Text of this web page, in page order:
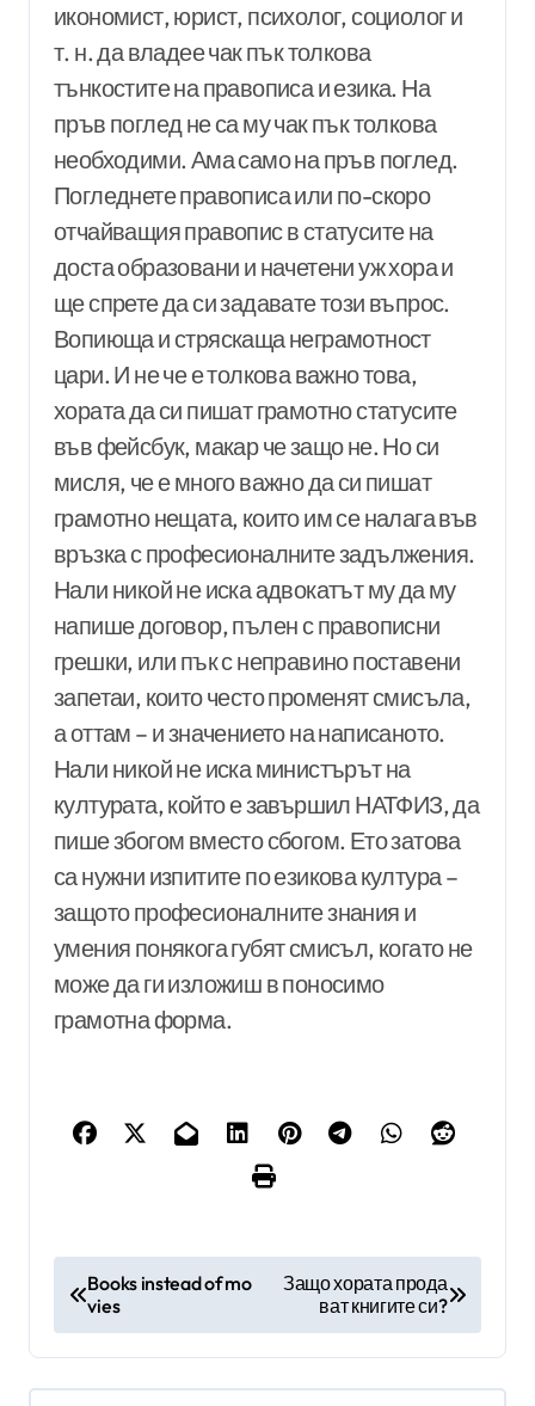
икономист, юрист, психолог, социолог и
т. н. да владее чак пък толкова
тънкостите на правописа и езика. На
пръв поглед не са му чак пък толкова
необходими. Ама само на пръв поглед.
Погледнете правописа или по-скоро
отчайващия правопис в статусите на
доста образовани и начетени уж хора и
ще спрете да си задавате този въпрос.
Вопиюща и стряскаща неграмотност
цари. И не че е толкова важно това,
хората да си пишат грамотно статусите
във фейсбук, макар че защо не. Но си
мисля, че е много важно да си пишат
грамотно нещата, които им се налага във
връзка с професионалните задължения.
Нали никой не иска адвокатът му да му
напише договор, пълен с правописни
грешки, или пък с неправино поставени
запетаи, които често променят смисъла,
а оттам – и значението на написаното.
Нали никой не иска министърът на
културата, който е завършил НАТФИЗ, да
пише збогом вместо сбогом. Ето затова
са нужни изпитите по езикова култура –
защото професионалните знания и
умения понякога губят смисъл, когато не
може да ги изложиш в поносимо
грамотна форма.
в
и
Books instead of mo
vies
Защо хората прода
ват книгите си?